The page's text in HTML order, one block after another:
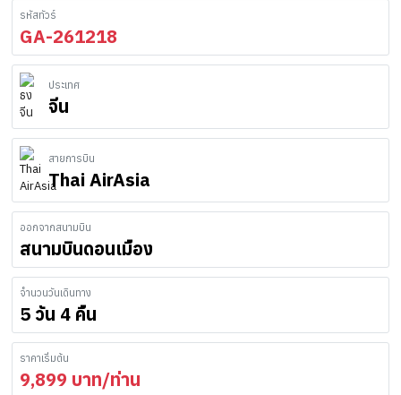
รหัสทัวร์
GA-261218
ประเทศ
จีน
สายการบิน
Thai AirAsia
ออกจากสนามบิน
สนามบินดอนเมือง
จำนวนวันเดินทาง
5 วัน 4 คืน
ราคาเริ่มต้น
9,899 บาท/ท่าน